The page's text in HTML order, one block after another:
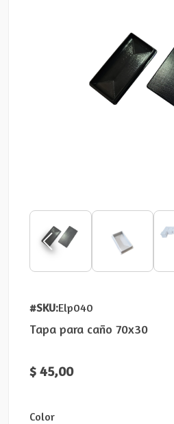
#SKU:Elp040
Tapa para caño 70x30
$ 45,00
Color